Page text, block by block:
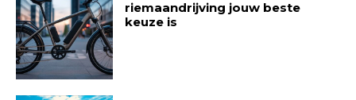
riemaandrijving jouw beste
keuze is